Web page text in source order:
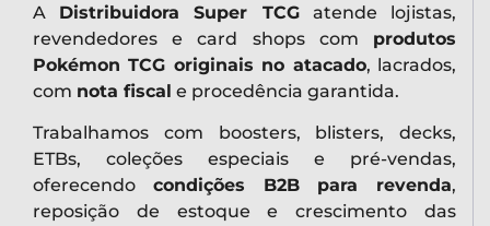
A Distribuidora Super TCGatende lojistas,
revendedores e card shops com produtos
Pokémon TCG originais no atacado, lacrados,
com nota fiscal e procedência garantida.
Trabalhamos com boosters, blisters, decks,
ETBs, coleções especiais e pré-vendas,
oferecendo condições B2B para revenda,
reposição de estoque e crescimento das